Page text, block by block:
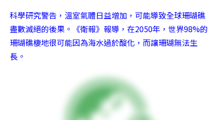
科學研究警告，溫室氣體日益增加，可能導致全球珊瑚礁
盡數滅絕的後果。《衛報》報導，在2050年，世界98%的
珊瑚礁棲地很可能因為海水過於酸化，而讓珊瑚無法生
長。